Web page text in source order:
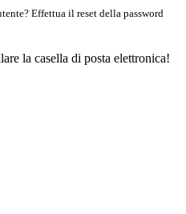
Effettua il reset della password
la casella di posta elettronica!